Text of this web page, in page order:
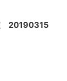
20190315